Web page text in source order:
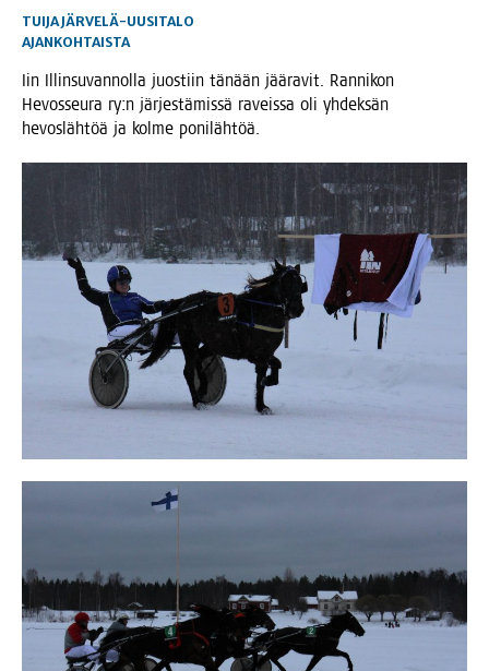
TUIJA JÄRVELÄ-UUSITALO
AJANKOHTAISTA
Iin Illin­su­van­nol­la juos­tiin tänään jää­ra­vit. Ran­ni­kon
Hevos­seu­ra ry:n jär­jes­tä­mis­sä raveis­sa oli yhdek­sän
hevos­läh­töä ja kol­me ponilähtöä.